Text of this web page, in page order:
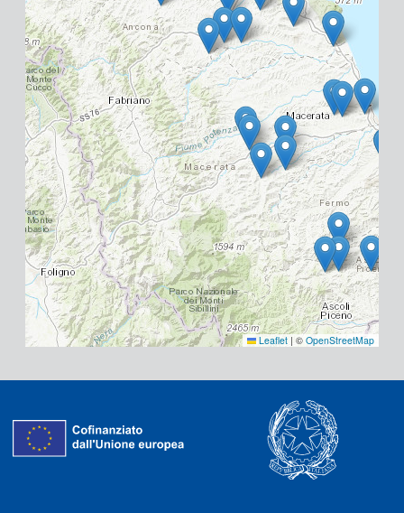
Leaflet | © OpenStreetMap